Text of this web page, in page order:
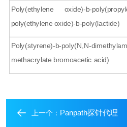
Poly(ethylene oxide)-b-
poly(ethylene oxide)-b-poly(lactide)
Poly(styrene)-b-poly(N,N-
methacrylate bromoacetic acid)
上一个： Panpath探针代理